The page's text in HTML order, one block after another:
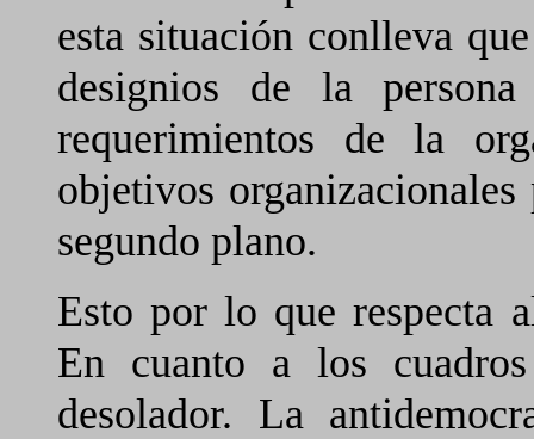
esta situación conlleva
designios de la
requerimientos de la
objetivos
segundo plano.
Esto por lo que respecta
En cuanto a los
desolador. La